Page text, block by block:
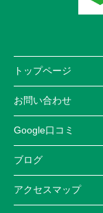
トップページ
お問い合わせ
Google口コミ
ブログ
アクセスマップ